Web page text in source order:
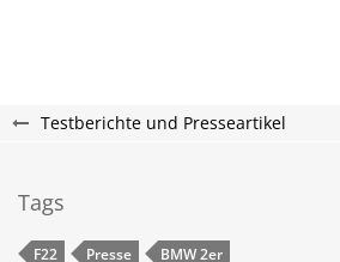
Testberichte und Presseartikel
Tags
F22 Presse BMW 2er